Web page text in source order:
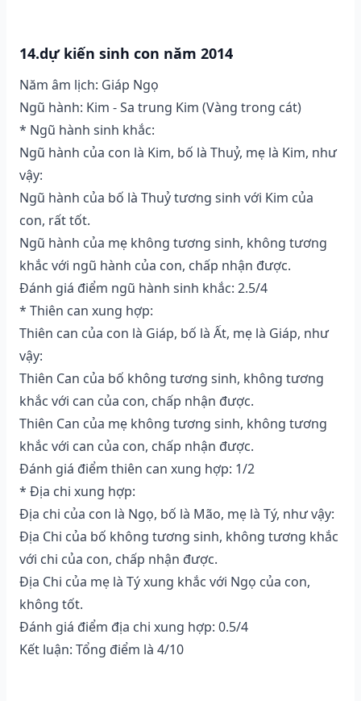
14.dự kiến sinh con năm 2014
Năm âm lịch: Giáp Ngọ
Ngũ hành: Kim - Sa trung Kim (Vàng trong cát)
* Ngũ hành sinh khắc:
Ngũ hành của con là Kim, bố là Thuỷ, mẹ là Kim, như
vậy:
Ngũ hành của bố là Thuỷ tương sinh với Kim của
con, rất tốt.
Ngũ hành của mẹ không tương sinh, không tương
khắc với ngũ hành của con, chấp nhận được.
Đánh giá điểm ngũ hành sinh khắc: 2.5/4
* Thiên can xung hợp:
Thiên can của con là Giáp, bố là Ất, mẹ là Giáp, như
vậy:
Thiên Can của bố không tương sinh, không tương
khắc với can của con, chấp nhận được.
Thiên Can của mẹ không tương sinh, không tương
khắc với can của con, chấp nhận được.
Đánh giá điểm thiên can xung hợp: 1/2
* Địa chi xung hợp:
Địa chi của con là Ngọ, bố là Mão, mẹ là Tý, như vậy:
Địa Chi của bố không tương sinh, không tương khắc
với chi của con, chấp nhận được.
Địa Chi của mẹ là Tý xung khắc với Ngọ của con,
không tốt.
Đánh giá điểm địa chi xung hợp: 0.5/4
Kết luận: Tổng điểm là 4/10